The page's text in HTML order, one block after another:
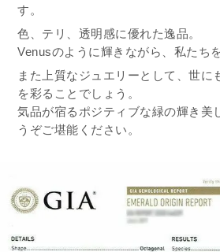
す。
色、テリ、透明感に優れた逸品。
Venusのように輝きながら、私たち
また上質なジュエリーとして、世に
を彩ることでしょう。
気品が宿るポジティブな緑の輝き美
うぞご堪能ください。